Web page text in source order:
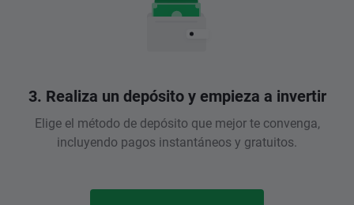
3. Realiza un depósito y empieza a invertir
Elige el método de depósito que mejor te convenga,
incluyendo pagos instantáneos y gratuitos.